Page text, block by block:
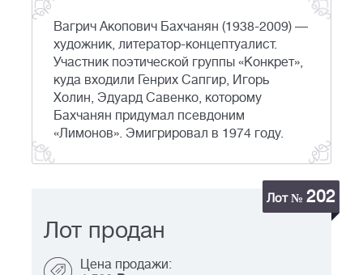
Вагрич Акопович Бахчанян (1938-2009) —
художник, литератор-концептуалист.
Участник поэтической группы «Конкрет»,
куда входили Генрих Сапгир, Игорь
Холин, Эдуард Савенко, которому
Бахчанян придумал псевдоним
«Лимонов». Эмигрировал в 1974 году.
Лот № 202
Лот продан
Цена продажи: